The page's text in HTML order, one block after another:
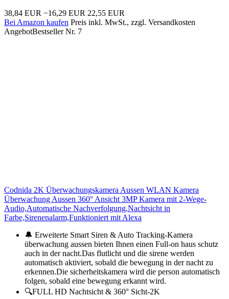
38,84 EUR −16,29 EUR 22,55 EUR
Bei Amazon kaufen Preis inkl. MwSt., zzgl. Versandkosten
AngebotBestseller Nr. 7
Codnida 2K Überwachungskamera Aussen WLAN Kamera
Überwachung Aussen 360° Ansicht 3MP Kamera mit 2-Wege-
Audio,Automatische Nachverfolgung,Nachtsicht in
Farbe,Sirenenalarm,Funktioniert mit Alexa
🔔 Erweiterte Smart Siren & Auto Tracking-Kamera
überwachung aussen bieten Ihnen einen Full-on haus schutz
auch in der nacht.Das flutlicht und die sirene werden
automatisch aktiviert, sobald die bewegung in der nacht zu
erkennen.Die sicherheitskamera wird die person automatisch
folgen, sobald eine bewegung erkannt wird.
🔍FULL HD Nachtsicht & 360° Sicht-2K